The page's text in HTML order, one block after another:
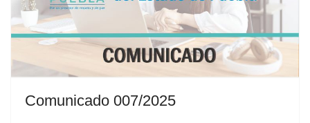
Comunicado 007/2025